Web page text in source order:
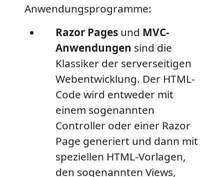
Anwendungsprogramme:
Razor Pages und MVC-
Anwendungen sind die
Klassiker der serverseitigen
Webentwicklung. Der HTML-
Code wird entweder mit
einem sogenannten
Controller oder einer Razor
Page generiert und dann mit
speziellen HTML-Vorlagen,
den sogenannten Views,